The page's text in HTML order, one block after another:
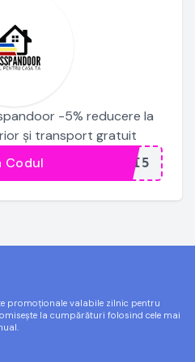
-5% reducere la
și transport gratuit
...SI5
Codul
promoționale valabile zilnic pentru
la cumpărături folosind cele mai